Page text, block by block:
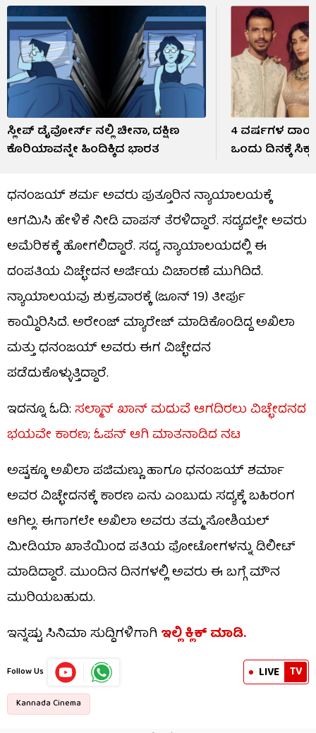
ಸ್ಲೀಪ್ ಡೈವೋರ್ಸ್ ನಲ್ಲಿ ಚೀನಾ, ದಕ್ಷಿಣ
ಕೊರಿಯಾವನ್ನೇ ಹಿಂದಿಕ್ಕಿದ ಭಾರತ
4 ವರ್ಷಗಳ
ಒಂದು ದಿನಕ್ಕೆ
ಧನಂಜಯ್ ಶರ್ಮ ಅವರು ಪುತ್ತೂರಿನ ನ್ಯಾಯಾಲಯಕ್ಕೆ
ಆಗಮಿಸಿ ಹೇಳಿಕೆ ನೀಡಿ ವಾಪಸ್ ತೆರಳಿದ್ದಾರೆ. ಸದ್ಯದಲ್ಲೇ ಅವರು
ಅಮೆರಿಕಕ್ಕೆ ಹೋಗಲಿದ್ದಾರೆ. ಸದ್ಯ ನ್ಯಾಯಾಲಯದಲ್ಲಿ ಈ
ದಂಪತಿಯ ವಿಚ್ಛೇದನ ಅರ್ಜಿಯ ವಿಚಾರಣೆ ಮುಗಿದಿದೆ.
ನ್ಯಾಯಾಲಯವು ಶುಕ್ರವಾರಕ್ಕೆ (ಜೂನ್ 19) ತೀರ್ಪು
ಕಾಯ್ದಿರಿಸಿದೆ. ಅರೇಂಜ್ ಮ್ಯಾರೇಜ್ ಮಾಡಿಕೊಂಡಿದ್ದ ಅಖಿಲಾ
ಮತ್ತು ಧನಂಜಯ್ ಅವರು ಈಗ ವಿಚ್ಛೇದನ
ಪಡೆದುಕೊಳ್ಳುತ್ತಿದ್ದಾರೆ.
ಇದನ್ನೂ ಓದಿ:ಸಲ್ಮಾನ್ ಖಾನ್ ಮದುವೆ ಆಗದಿರಲು ವಿಚ್ಛೇದನದ
ಭಯವೇ ಕಾರಣ; ಓಪನ್ ಆಗಿ ಮಾತನಾಡಿದ ನಟ
ಅಷ್ಟಕ್ಕೂ ಅಖಿಲಾ ಪಜಿಮಣ್ಣು ಹಾಗೂ ಧನಂಜಯ್ ಶರ್ಮಾ
ಅವರ ವಿಚ್ಛೇದನಕ್ಕೆ ಕಾರಣ ಏನು ಎಂಬುದು ಸದ್ಯಕ್ಕೆ ಬಹಿರಂಗ
ಆಗಿಲ್ಲ. ಈಗಾಗಲೇ ಅಖಿಲಾ ಅವರು ತಮ್ಮ ಸೋಶಿಯಲ್
ಮೀಡಿಯಾ ಖಾತೆಯಿಂದ ಪತಿಯ ಫೋಟೋಗಳನ್ನು ಡಿಲೀಟ್
ಮಾಡಿದ್ದಾರೆ. ಮುಂದಿನ ದಿನಗಳಲ್ಲಿ ಅವರು ಈ ಬಗ್ಗೆ ಮೌನ
ಮುರಿಯಬಹುದು.
ಇನ್ನಷ್ಟು ಸಿನಿಮಾ ಸುದ್ದಿಗಳಿಗಾಗಿಇಲ್ಲಿ ಕ್ಲಿಕ್​ ಮಾಡಿ.
Follow Us LIVE TV
Kannada Cinema